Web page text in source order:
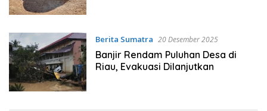
Berita Sumatra 20 Desember 2025
Banjir Rendam Puluhan Desa di
Riau, Evakuasi Dilanjutkan